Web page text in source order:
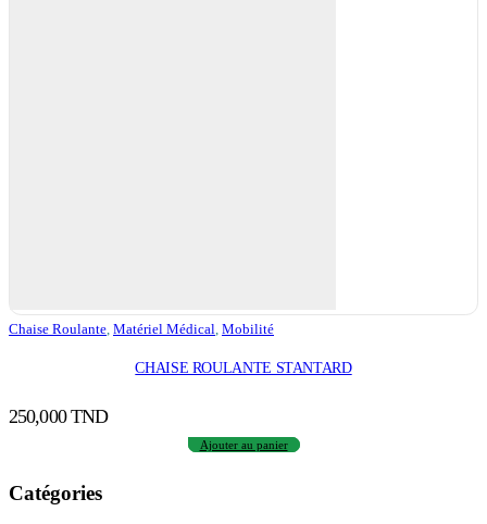
Chaise Roulante Matériel Médical Mobilité
CHAISE ROULANTE STANTARD
250,000TND
Ajouter au panier
Catégories